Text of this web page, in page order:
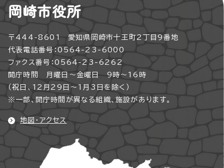
岡崎市役所
〒444-8601 愛知県岡崎市十王町2丁目9番地
代表電話番号：0564-23-6000
ファクス番号：0564-23-6262
開庁時間 月曜日～金曜日 9時～16時
（祝日、12月29日～1月3日を除く）
※一部、開庁時間が異なる組織、施設があります。
地図・アクセス